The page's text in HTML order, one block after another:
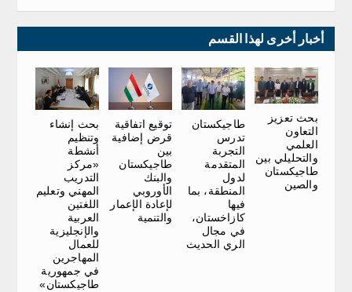
أخبار أخرى لهذا القسم
بحث تعزيز
التعاون
العلمي
والتحليلي بين
طاجيكستان
والصين
طاجيكستان
تدرس
التجربة
المتقدمة
لدول
المنطقة، بما
فيها
كازاخستان،
في مجال
الري الحديث
توقيع اتفاقية
قرض إضافية
بين
طاجيكستان
والبنك
الأوروبي
لإعادة الإعمار
والتنمية
بحث إنشاء
وتنظيم
أنشطة
«مركز
التدريب
المهني وتعليم
اللغتين
العربية
والإنجليزية
للعمال
المهاجرين
في جمهورية
طاجيكستان»